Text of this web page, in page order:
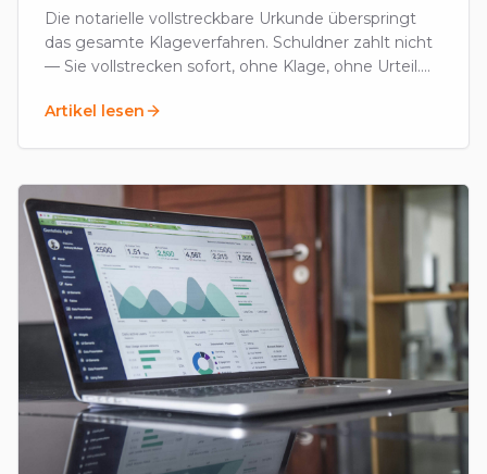
Die notarielle vollstreckbare Urkunde überspringt
das gesamte Klageverfahren. Schuldner zahlt nicht
— Sie vollstrecken sofort, ohne Klage, ohne Urteil.
Artikel lesen